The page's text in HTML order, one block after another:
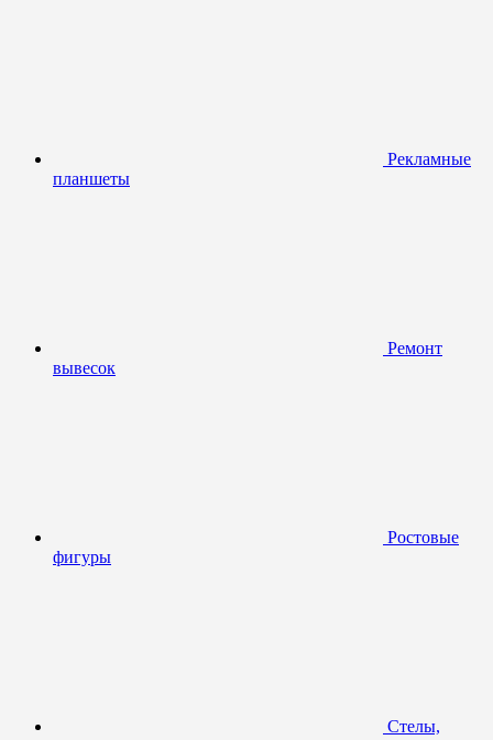
Рекламные
планшеты
Ремонт
вывесок
Ростовые
фигуры
Стелы,